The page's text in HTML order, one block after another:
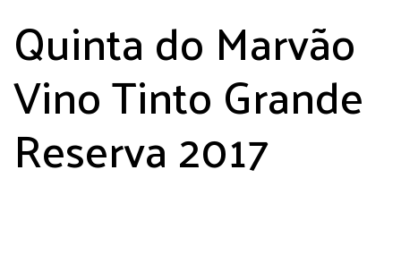
Quinta do Marvão
Vino Tinto Grande
Reserva 2017